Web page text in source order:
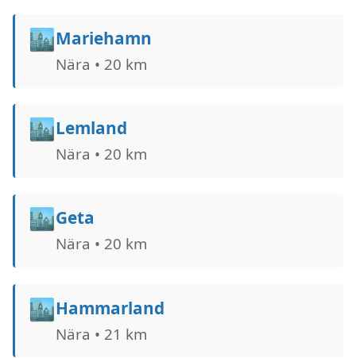
🏙️Mariehamn
Nära • 20 km
🏙️Lemland
Nära • 20 km
🏙️Geta
Nära • 20 km
🏙️Hammarland
Nära • 21 km